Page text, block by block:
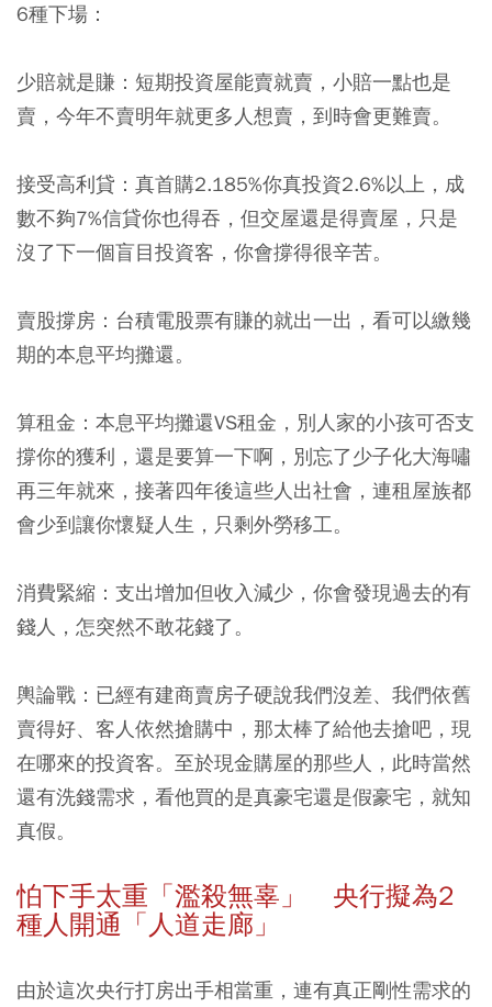
6種下場：
少賠就是賺： 短期投資屋能賣就賣，小賠一點也是
賣，今年不賣明年就更多人想賣，到時會更難賣。
接受高利貸： 真首購2.185%你真投資2.6%以上，成
數不夠7%信貸你也得吞，但交屋還是得賣屋，只是
沒了下一個盲目投資客，你會撐得很辛苦。
賣股撐房： 台積電股票有賺的就出一出，看可以繳幾
期的本息平均攤還。
算租金： 本息平均攤還VS租金，別人家的小孩可否支
撐你的獲利，還是要算一下啊，別忘了少子化大海嘯
再三年就來，接著四年後這些人出社會，連租屋族都
會少到讓你懷疑人生，只剩外勞移工。
消費緊縮： 支出增加但收入減少，你會發現過去的有
錢人，怎突然不敢花錢了。
輿論戰： 已經有建商賣房子硬說我們沒差、我們依舊
賣得好、客人依然搶購中，那太棒了給他去搶吧，現
在哪來的投資客。至於現金購屋的那些人，此時當然
還有洗錢需求，看他買的是真豪宅還是假豪宅，就知
真假。
怕下手太重「濫殺無辜」 央行擬為2
種人開通「人道走廊」
由於這次央行打房出手相當重，連有真正剛性需求的